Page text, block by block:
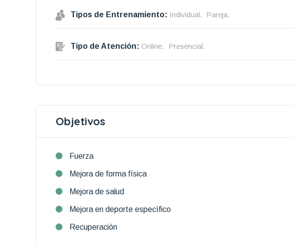
Tipos de Entrenamiento: Individual. Pareja.
Tipo de Atención: Online. Presencial.
Objetivos
Fuerza
Mejora de forma física
Mejora de salud
Mejora en deporte específico
Recuperación